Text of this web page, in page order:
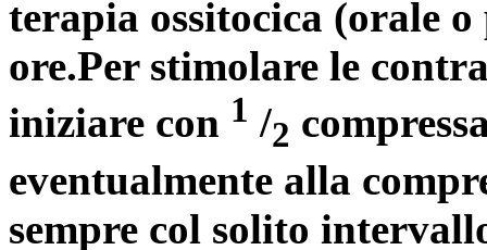
terapia ossitocica (orale
ore.Per stimolare le
iniziare con 1 /2
eventualmente alla
sempre col solito